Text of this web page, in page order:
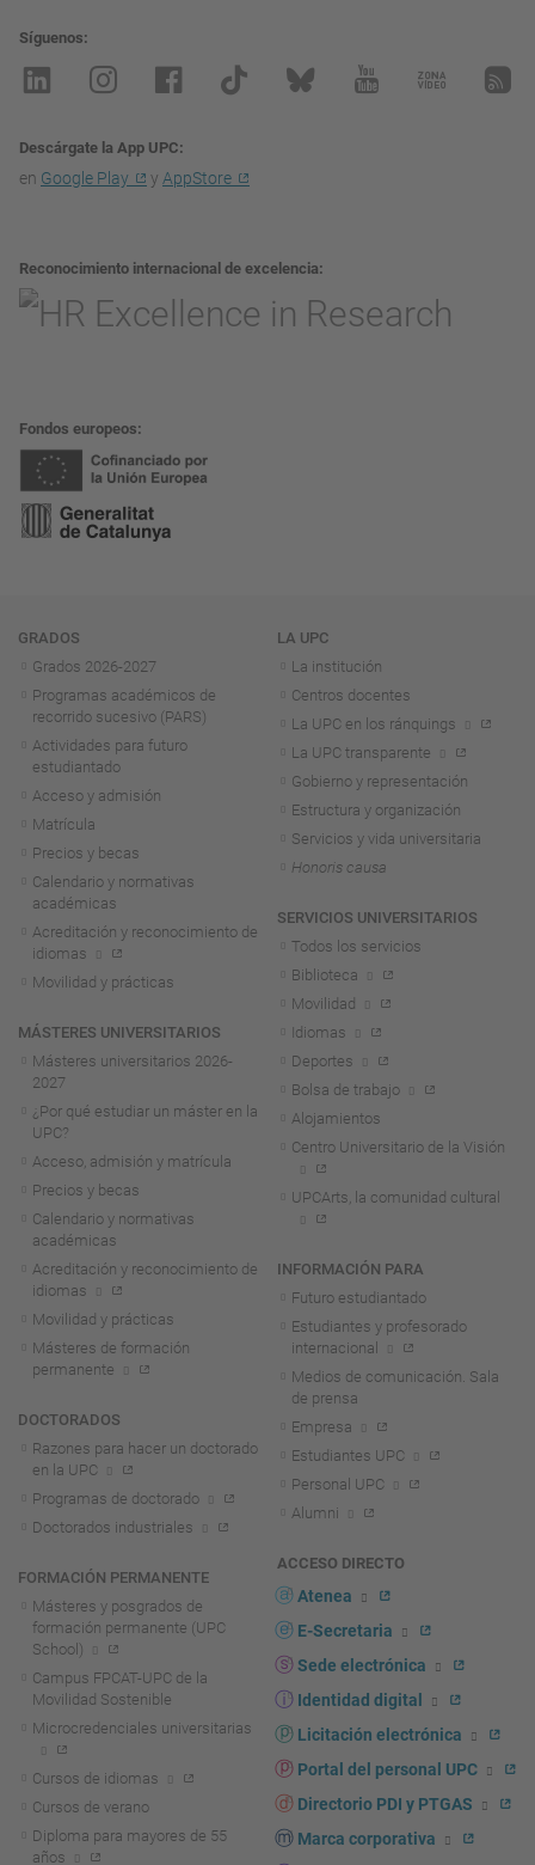
Síguenos
Descárgate la App UPC
en Google Play y AppStore
Reconocimiento internacional de excelencia
Fondos europeos
Navegación
GRADOS
Grados 2026-2027
Programas académicos de
recorrido sucesivo (PARS)
Actividades para futuro
estudiantado
Acceso y admisión
Matrícula
Precios y becas
Calendario y normativas
académicas
Acreditación y reconocimiento de
idiomas
Movilidad y prácticas
MÁSTERES UNIVERSITARIOS
Másteres universitarios 2026-
2027
¿Por qué estudiar un máster en la
UPC?
Acceso, admisión y matrícula
Precios y becas
Calendario y normativas
académicas
Acreditación y reconocimiento de
idiomas
Movilidad y prácticas
Másteres de formación
permanente
DOCTORADOS
Razones para hacer un doctorado
en la UPC
Programas de doctorado
Doctorados industriales
FORMACIÓN PERMANENTE
Másteres y posgrados de
formación permanente (UPC
School)
Campus FPCAT-UPC de la
Movilidad Sostenible
Microcredenciales universitarias
Cursos de idiomas
Cursos de verano
Diploma para mayores de 55
años
LA UPC
La institución
Centros docentes
La UPC en los ránquings
La UPC transparente
Gobierno y representación
Estructura y organización
Servicios y vida universitaria
Honoris causa
SERVICIOS UNIVERSITARIOS
Todos los servicios
Biblioteca
Movilidad
Idiomas
Deportes
Bolsa de trabajo
Alojamientos
Centro Universitario de la Visión
UPCArts, la comunidad cultural
INFORMACIÓN PARA
Futuro estudiantado
Estudiantes y profesorado
internacional
Medios de comunicación. Sala
de prensa
Empresa
Estudiantes UPC
Personal UPC
Alumni
ACCESO DIRECTO
Atenea
E-Secretaria
Sede electrónica
Identidad digital
Licitación electrónica
Portal del personal UPC
Directorio PDI y PTGAS
Marca corporativa